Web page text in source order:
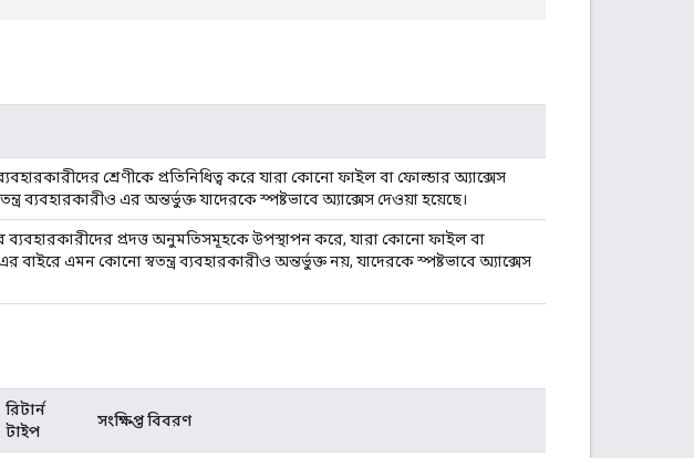
শ্রেণীকে প্রতিনিধিত্ব করে যারা কোনো ফাইল বা ফোল্ডার অ্যাক্সেস
ব্যবহারকারীও এর অন্তর্ভুক্ত যাদেরকে স্পষ্টভাবে অ্যাক্সেস দেওয়া হয়েছে।
প্রদত্ত অনুমতিসমূহকে উপস্থাপন করে, যারা কোনো ফাইল বা
বাইরে এমন কোনো স্বতন্ত্র ব্যবহারকারীও অন্তর্ভুক্ত নয়, যাদেরকে স্পষ্টভাবে অ্যাক্সেস
রিটার্ন
টাইপ
সংক্ষিপ্ত বিবরণ